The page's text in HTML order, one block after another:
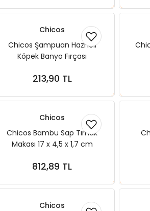
Chicos
Chicos Şampuan Hazneli
Köpek Banyo Fırçası
213,90 TL
Sepete Ekle
Chicos
Chicos Bambu Sap Tırnak
Makası 17 x 4,5 x 1,7 cm
812,89 TL
Sepete Ekle
Chicos